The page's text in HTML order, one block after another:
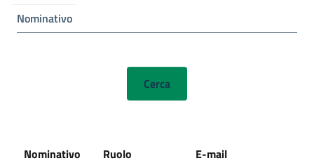
Nominativo
Nominativo Ruolo E-mail